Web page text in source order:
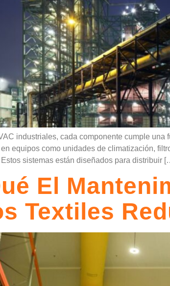
industriales, cada componente cumple
equipos como unidades de climatización,
Estos sistemas están diseñados para distribuir
El
Textiles